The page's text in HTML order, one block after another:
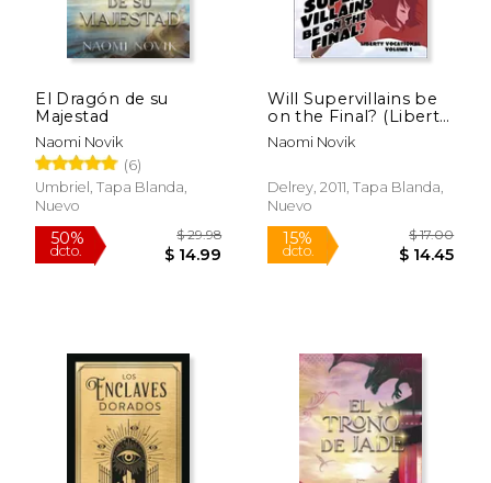
40%
dcto.
El Dragón de su
Majestad
Naomi Novik
(6)
Umbriel, Tapa Blanda,
Nuevo
Will Supervillains be
on the Final? (Liberty
Vocational) (en
Inglés)
Naomi Novik
Delrey, 2011, Tapa Blanda,
Nuevo